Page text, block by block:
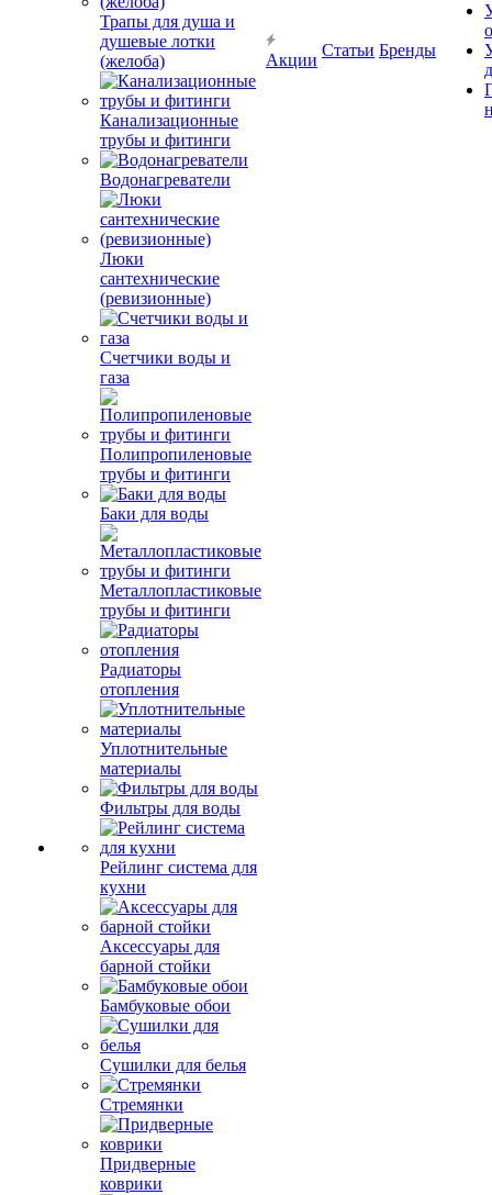
Трапы для душа и
душевые лотки
(желоба)
Канализационные
трубы и фитинги
Водонагреватели
Люки
сантехнические
(ревизионные)
Счетчики воды и
газа
Полипропиленовые
трубы и фитинги
Баки для воды
Металлопластиковые
трубы и фитинги
Радиаторы
отопления
Уплотнительные
материалы
Фильтры для воды
Рейлинг система для
кухни
Аксессуары для
барной стойки
Бамбуковые обои
Сушилки для белья
Стремянки
Придверные
коврики
Акции
Статьи Бренды